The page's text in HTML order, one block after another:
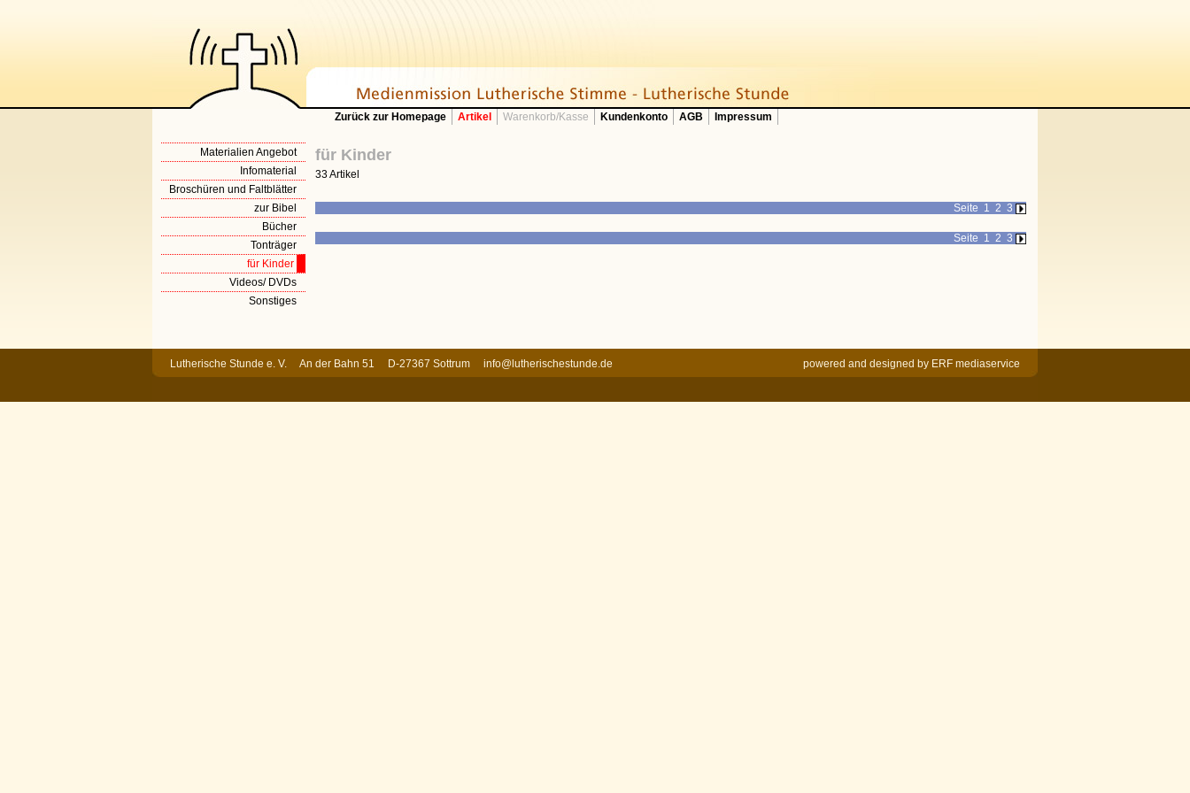
Zurück zur Homepage Artikel Warenkorb/Kasse Kundenkonto AGB Impressum
Materialien Angebot
Infomaterial
Broschüren und Faltblätter
zur Bibel
Bücher
Tonträger
für Kinder
Videos/ DVDs
Sonstiges
für Kinder
33 Artikel
Seite 1 2 3
Seite 1 2 3
powered and designed by ERF mediaservice
Lutherische Stunde e. V. An der Bahn 51 D-27367 Sottrum info@lutherischestunde.de